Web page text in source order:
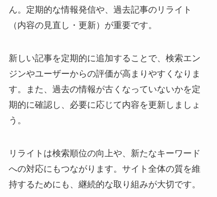
ん。定期的な情報発信や、過去記事のリライト
（内容の見直し・更新）が重要です。
新しい記事を定期的に追加することで、検索エン
ジンやユーザーからの評価が高まりやすくなりま
す。また、過去の情報が古くなっていないかを定
期的に確認し、必要に応じて内容を更新しましょ
う。
リライトは検索順位の向上や、新たなキーワード
への対応にもつながります。サイト全体の質を維
持するためにも、継続的な取り組みが大切です。